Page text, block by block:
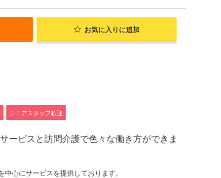
お気に入り に追加
シニアスタッフ歓迎
ービスと訪問介護で色々な働き方ができま
心にサービスを提供しております。